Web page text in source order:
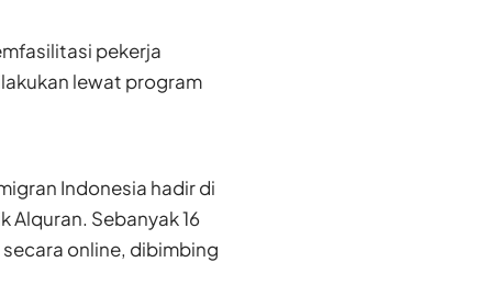
pekerja
lewat program
Indonesia hadir di
Alquran. Sebanyak 16
online, dibimbing